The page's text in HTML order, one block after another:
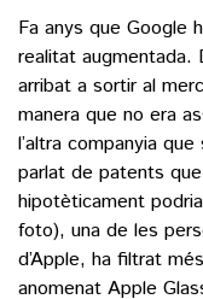
Fa anys que Google
realitat augmentada.
arribat a sortir al
manera que no era
l’altra companyia
parlat de patents
hipotèticament
foto), una de les
d’Apple, ha filtrat
anomenat Apple